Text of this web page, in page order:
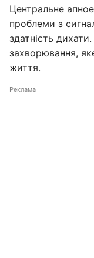
Центральне
проблеми з
здатність
захворювання,
життя.
Реклама